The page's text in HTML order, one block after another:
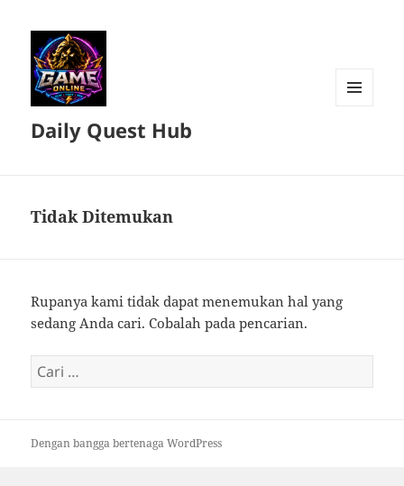
Daily Quest Hub
Tidak Ditemukan
Rupanya kami tidak dapat menemukan hal yang
sedang Anda cari. Cobalah pada pencarian.
Cari
untuk:
Dengan bangga bertenaga WordPress